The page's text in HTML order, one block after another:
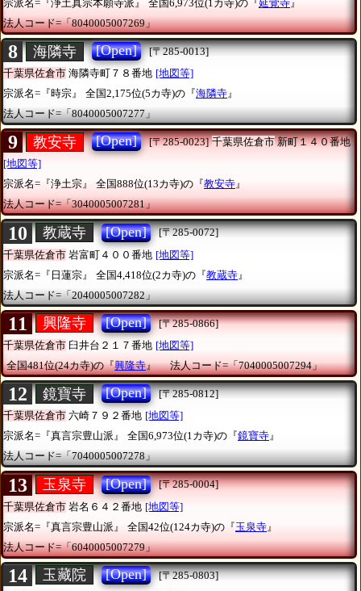
宗派名=『浄土真宗本願寺派』 全国6,973位(1カ寺)の『 延覚寺 』
法人コード=「8040005007269」
8 海隣寺 [Open]
[〒285-0013]
千葉県佐倉市 海隣寺町７８番地 [地図等]
宗派名=『時宗』
全国2,175位(5カ寺)の『海隣寺』
法人コード=「8040005007277」
9 教安寺 [Open] [〒285-0023] 千葉県佐倉市新町１４０番地
[地図等]
宗派名=『浄土宗』
全国888位(13カ寺)の『教安寺』
法人コード=「3040005007281」
10 教蔵寺 [Open]
[〒285-0072]
千葉県佐倉市 岩富町４００番地 [地図等]
宗派名=『日蓮宗』
全国4,418位(2カ寺)の『教蔵寺 』
法人コード=「2040005007282」
11 興隆寺 [Open]
[〒285-0866]
千葉県佐倉市 臼井台２１７番地 [地図等]
全国481位(24カ寺)の『興隆寺』 法人コード=「7040005007294」
12 鏡寶寺 [Open]
[〒285-0812]
千葉県佐倉市 六崎７９２番地 [地図等]
宗派名=『真言宗豊山派』
全国6,973位(1カ寺)の『鏡寶寺』
法人コード=「7040005007278」
13 玉泉寺 [Open]
[〒285-0004]
千葉県佐倉市 岩名６４２番地 [地図等]
宗派名=『真言宗豊山派』
全国42位(124カ寺)の『玉泉寺 』
法人コード=「6040005007279」
14 玉藏院 [Open]
[〒285-0803]